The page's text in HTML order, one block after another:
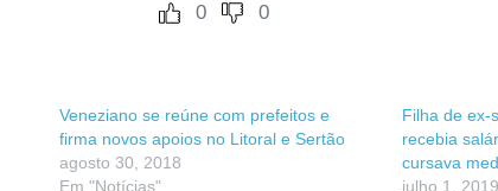
0 0
Veneziano se reúne com prefeitos e
firma novos apoios no Litoral e Sertão
agosto 30, 2018
Em "Notícias"
Filha de ex-
recebia
cursava
julho 1, 2019